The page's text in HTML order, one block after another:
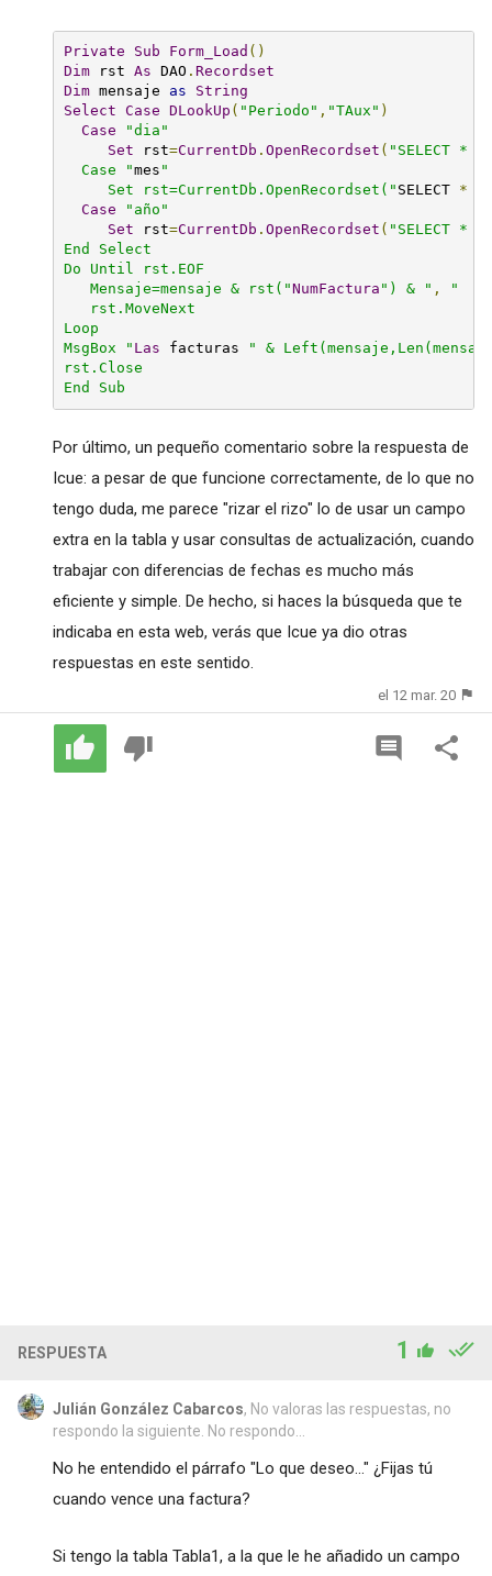
Private Sub Form_Load ()
Dim rst As DAO . Recordset
Dim mensaje as
String
Select
Case DLookUp ( "Periodo" , "TAux" )
Case
"dia"
Set rst=CurrentDb .OpenRecordset ( "SELECT *
Case "mes "
Set rst=CurrentDb.OpenRecordset(" SELECT *
Case
"año"
Set rst=CurrentDb .OpenRecordset ( "SELECT *
End Select
Do Until rst.EOF
Mensaje=mensaje & rst("NumFactura ") & " ,
"
rst.MoveNext
Loop
MsgBox " Las facturas
" &
rst.Close
End Sub
Por último, un pequeño comentario sobre la respuesta de
Icue: a pesar de que funcione correctamente, de lo que no
tengo duda, me parece "rizar el rizo" lo de usar un campo
extra en la tabla y usar consultas de actualización, cuando
trabajar con diferencias de fechas es mucho más
eficiente y simple. De hecho, si haces la búsqueda que te
indicaba en esta web, verás que Icue ya dio otras
respuestas en este sentido.
el 12 mar. 20
RESPUESTA 1
Julián González Cabarcos, No valoras las respuestas, no
respondo la siguiente. No respondo...
No he entendido el párrafo "Lo que deseo..." ¿Fijas tú
cuando vence una factura?
Si tengo la tabla Tabla1, a la que le he añadido un campo